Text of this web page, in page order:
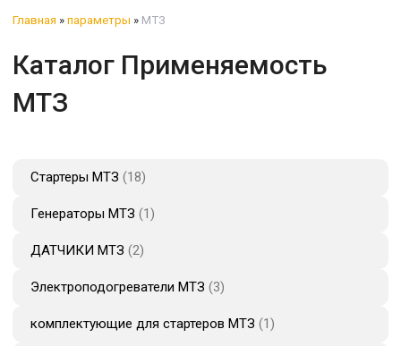
Главная » параметры » МТЗ
Каталог Применяемость
МТЗ
Стартеры МТЗ 18
Генераторы МТЗ 1
ДАТЧИКИ МТЗ 2
Электроподогреватели МТЗ 3
комплектующие для стартеров МТЗ 1